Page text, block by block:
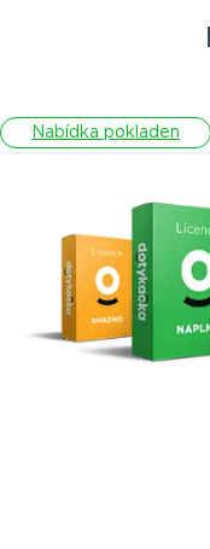
Nabídka pokladen